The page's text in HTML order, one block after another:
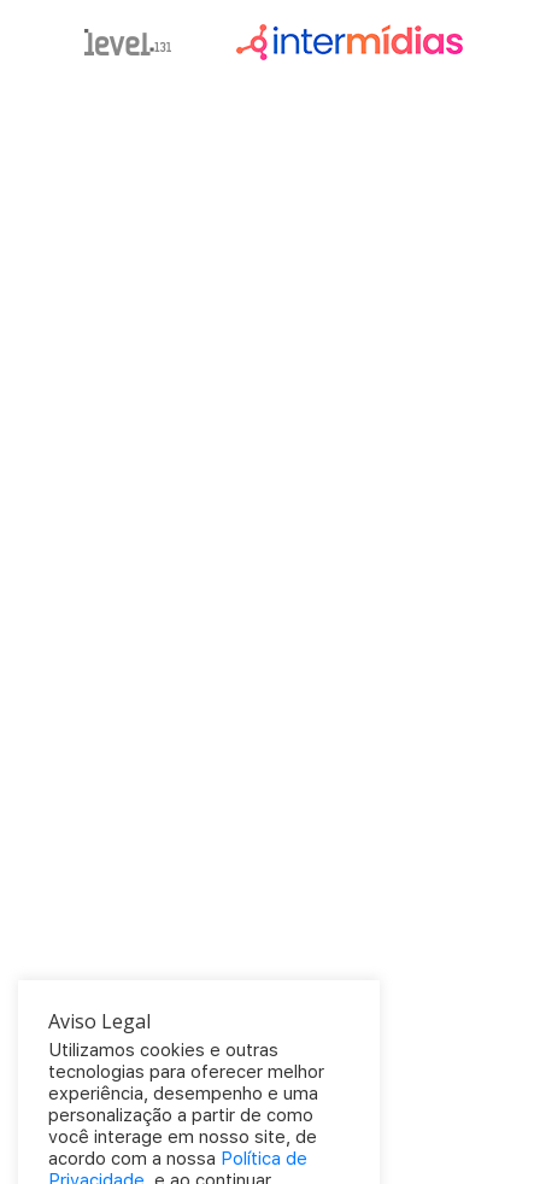
Aviso Legal
Utilizamos cookies e outras
tecnologias para oferecer melhor
experiência, desempenho e uma
personalização a partir de como
você interage em nosso site, de
acordo com a nossa Política de